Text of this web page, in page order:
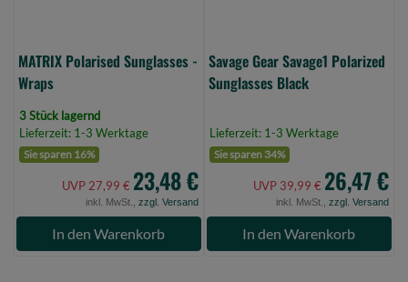
MATRIX Polarised Sunglasses -
Wraps
3 Stück lagernd
Lieferzeit: 1-3 Werktage
Sie sparen 16%
UVP 27,99 € 23,48 €
inkl. MwSt., zzgl. Versand
In den Warenkorb
Savage Gear Savage1 Polarized
Sunglasses Black
Lieferzeit: 1-3 Werktage
Sie sparen 34%
UVP 39,99 € 26,47 €
inkl. MwSt., zzgl. Versand
In den Warenkorb